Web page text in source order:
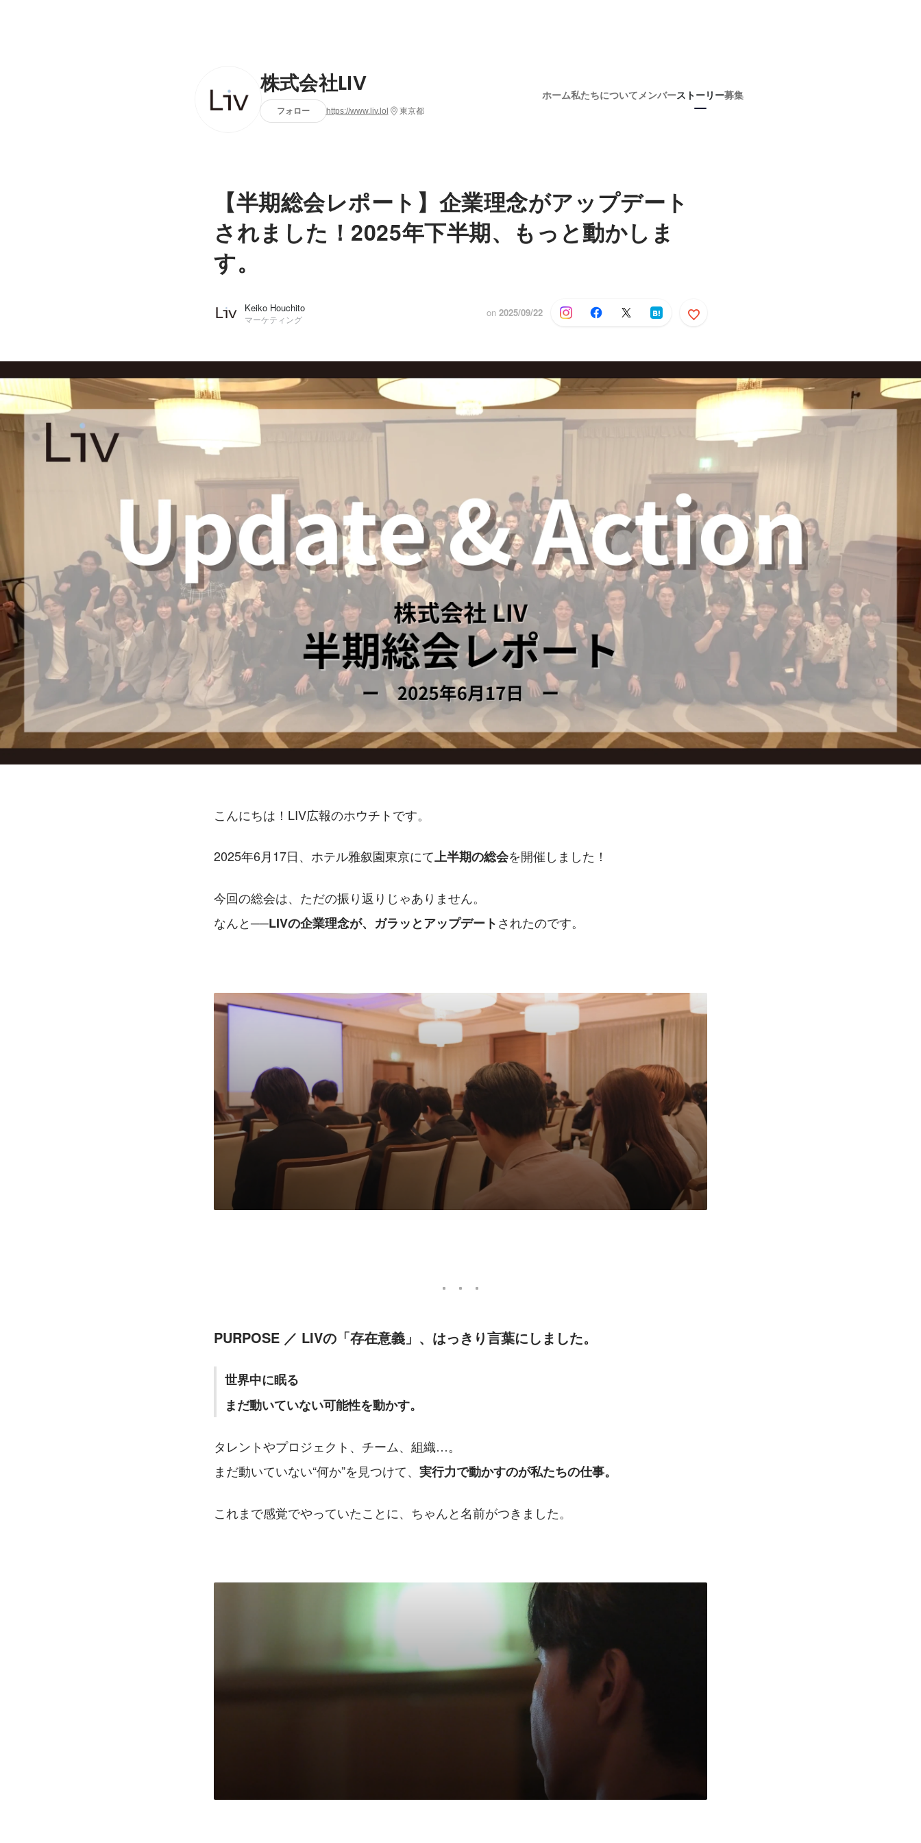
株式会社LIV
フォロー https://www.liv.lol 東京都
ホーム私たちについて メンバーストーリー募集
【半期総会レポート】企業理念がアップデート
されました！2025年下半期、もっと動かしま
す。
Keiko Houchito
マーケティング
on 2025/09/22
こんにちは！LIV広報のホウチトです。
2025年6月17日、ホテル雅叙園東京にて上半期の総会を開催しました！
今回の総会は、ただの振り返りじゃありません。
なんと──LIVの企業理念が、ガラッとアップデートされたのです。
PURPOSE ／ LIVの「存在意義」、はっきり言葉にしました。
世界中に眠る
まだ動いていない可能性を動かす。
タレントやプロジェクト、チーム、組織…。
まだ動いていない“何か”を見つけて、 実行力で動かすのが私たちの仕事。
これまで感覚でやっていたことに、ちゃんと名前がつきました。
Keiko Houchito
株式会社LIV / マーケティング